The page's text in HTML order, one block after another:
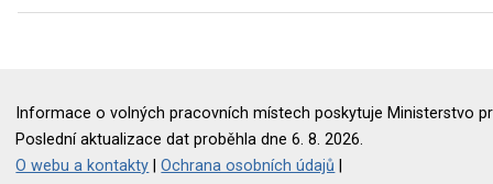
Informace o volných pracovních místech poskytuje Ministerstvo
Poslední aktualizace dat proběhla dne 6. 8. 2026.
O webu a kontakty |Ochrana osobních údajů